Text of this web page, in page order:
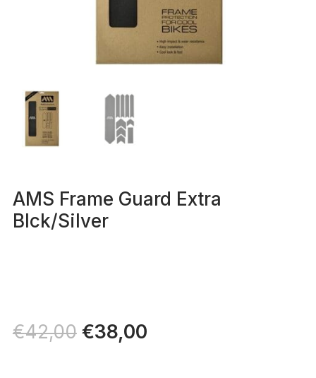
AMS Frame Guard Extra
Blck/Silver
€42,00 Il
prezzo
€38,00Il